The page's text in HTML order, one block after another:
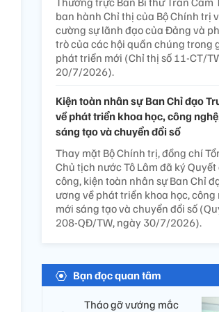
ban hành Chỉ thị của Bộ Chính trị
cường sự lãnh đạo của Đảng và
trò của các hội quần chúng trong
phát triển mới (Chỉ thị số 11-CT/
20/7/2026).
Kiện toàn nhân sự Ban Chỉ đạo
về phát triển khoa học, công
sáng tạo và chuyển đổi số
Thay mặt Bộ Chính trị, đồng chí
Chủ tịch nước Tô Lâm đã ký
công, kiện toàn nhân sự Ban Chỉ
ương về phát triển khoa học, công
mới sáng tạo và chuyển đổi số
208-QĐ/TW, ngày 30/7/2026).
Bạn đọc quan tâm
Tháo gỡ vướng mắc